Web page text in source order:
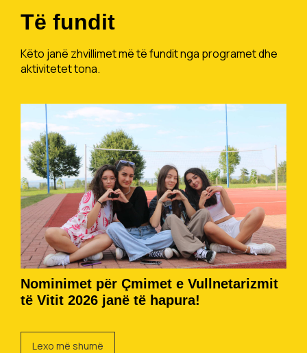
Të fundit
Këto janë zhvillimet më të fundit nga programet dhe
aktivitetet tona.
Nominimet për Çmimet e Vullnetarizmit
të Vitit 2026 janë të hapura!
Lexo më shumë